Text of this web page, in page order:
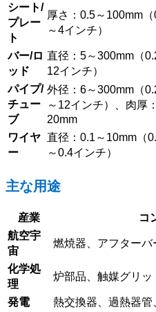
シート/
プレー
ト
厚さ：0.5～100mm（
～4インチ）
バー/ロ
ッド
直径：5～300mm（
12インチ）
パイプ/
チュー
ブ
外径：6～300mm（
～12インチ）、肉厚
20mm
ワイヤ
ー
直径：0.1～10mm（
～0.4インチ）
主な用途
産業
コ
航空宇
宙
燃焼器、アフター
化学処
理
炉部品、触媒グリッ
発電 熱交換器、過熱器